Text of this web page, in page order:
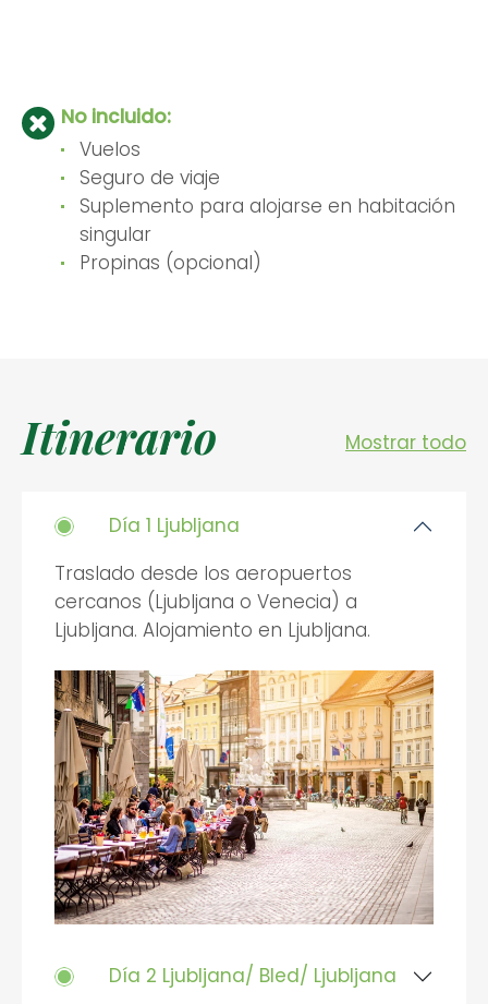
No incluido:
Vuelos
Seguro de viaje
Suplemento para alojarse en habitación
singular
Propinas (opcional)
Itinerario Mostrar todo
Día 1 Ljubljana
Traslado desde los aeropuertos
cercanos (Ljubljana o Venecia) a
Ljubljana. Alojamiento en Ljubljana.
Día 2 Ljubljana/ Bled/ Ljubljana